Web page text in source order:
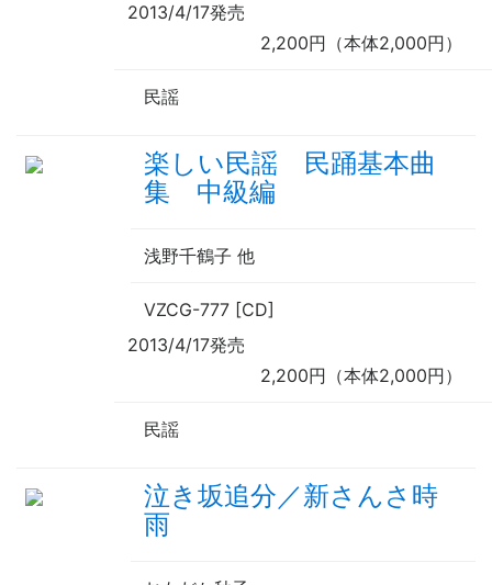
2013/4/17発売
2,200円（本体2,000円）
民謡
楽しい民謡 民踊基本曲
集 中級編
浅野千鶴子 他
VZCG-777 [CD]
2013/4/17発売
2,200円（本体2,000円）
民謡
泣き坂追分／新さんさ時
雨